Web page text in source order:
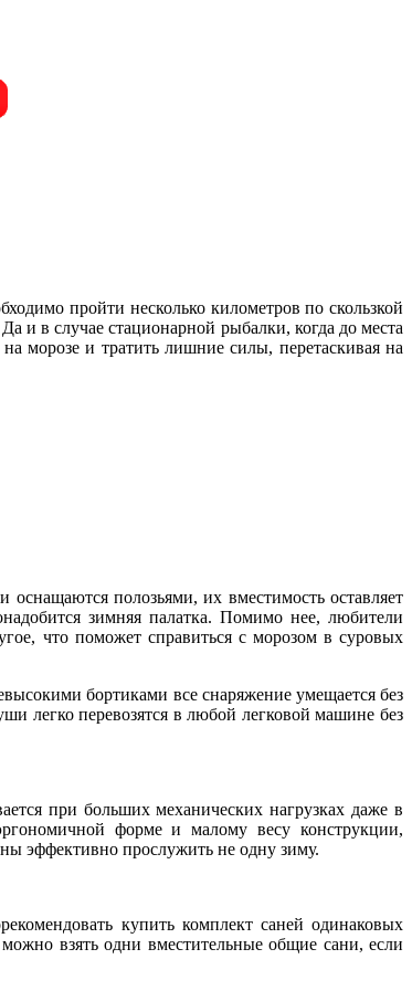
пройти несколько километров по скользкой
и в случае стационарной рыбалки, когда до места
морозе и тратить лишние силы, перетаскивая на
полозьями, их вместимость оставляет
зимняя палатка. Помимо нее, любители
что поможет справиться с морозом в суровых
бортиками все снаряжение умещается без
легко перевозятся в любой легковой машине без
при больших механических нагрузках даже в
форме и малому весу конструкции,
эффективно прослужить не одну зиму.
купить комплект саней одинаковых
взять одни вместительные общие сани, если